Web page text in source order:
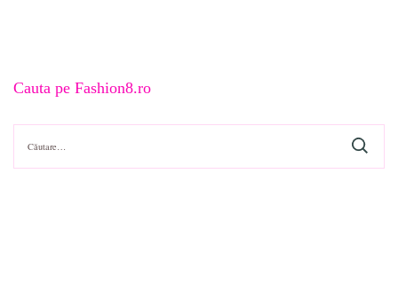
Cauta pe Fashion8.ro
Caută
după: